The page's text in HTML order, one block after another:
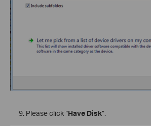
Please click “Have Disk”.